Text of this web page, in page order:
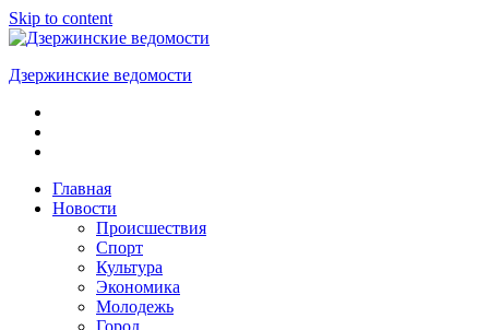
Skip to content
Дзержинские ведомости
ОБЩЕСТВЕННО-
ПОЛИТИЧЕСКАЯ
ГАЗЕТАГлавная
Новости
Происшествия
Спорт
Культура
Экономика
Молодежь
Город